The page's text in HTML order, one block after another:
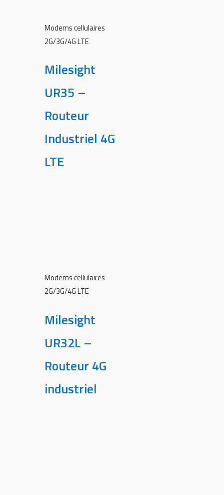
Modems cellulaires
2G/3G/4G LTE
Milesight
UR35 –
Routeur
Industriel 4G
LTE
Modems cellulaires
2G/3G/4G LTE
Milesight
UR32L –
Routeur 4G
industriel